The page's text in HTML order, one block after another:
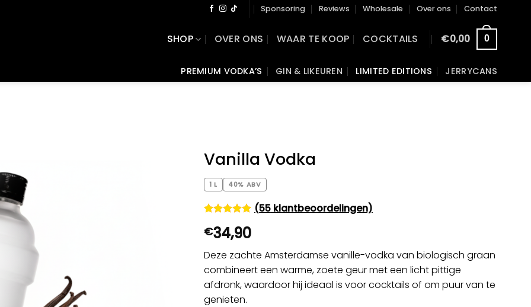
Sponsoring Reviews Wholesale Over ons Contact
SHOP OVER ONS WAAR TE KOOP COCKTAILS €0,00 0
PREMIUM VODKA’S GIN & LIKEUREN LIMITED EDITIONS JERRYCANS
Vanilla Vodka
1 L 40% ABV
4.95op 5
gebaseerd
op
klantbeoordelingen
(55klantbeoordelingen)
€34,90
Deze zachte Amsterdamse vanille-vodka van biologisch graan
combineert een warme, zoete geur met een licht pittige
afdronk, waardoor hij ideaal is voor cocktails of om puur van te
genieten.